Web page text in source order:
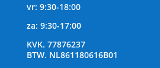
vr: 9:30-18:00
za: 9:30-17:00
KVK. 77876237
BTW. NL861180616B01